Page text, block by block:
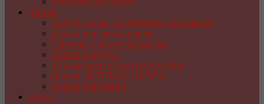
Шитье
Шитье сумок, косметичек, кошельков
Шитье для уюта в доме
Пэчворк, лоскутное шитье
Шитье одежды
Игрушки из носков и перчаток
Шитье. ИГРУШКИ, КУКЛЫ
Шитье для детей
Кухня